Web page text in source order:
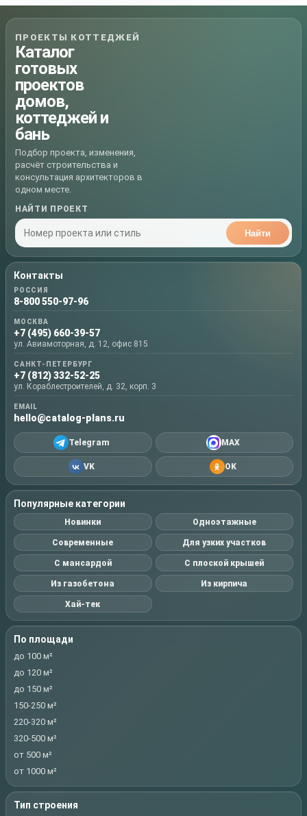
ПРОЕКТЫ КОТТЕДЖЕЙ
Каталог
готовых
проектов
домов,
коттеджей и
бань
Подбор проекта, изменения,
расчёт строительства и
консультация архитекторов в
одном месте.
НАЙТИ ПРОЕКТ
Найти
Контакты
РОССИЯ
8-800 550-97-96
МОСКВА
+7 (495) 660-39-57
ул. Авиамоторная, д. 12, офис 815
САНКТ-ПЕТЕРБУРГ
+7 (812) 332-52-25
ул. Кораблестроителей, д. 32, корп. 3
EMAIL
hello@catalog-plans.ru
Telegram MAX
VK OK
Популярные категории
Новинки Одноэтажные
Современные Для узких участков
С мансардой С плоской крышей
Из газобетона Из кирпича
Хай-тек
По площади
до 100 м²
до 120 м²
до 150 м²
150-250 м²
220-320 м²
320-500 м²
от 500 м²
от 1000 м²
Тип строения